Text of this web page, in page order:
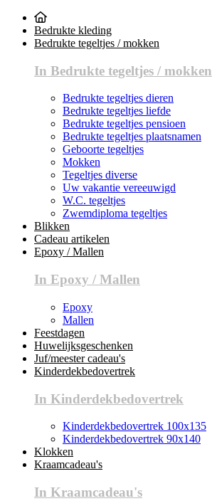
Bedrukte kleding
Bedrukte tegeltjes / mokken
In Bedrukte tegeltjes / mokken
Bedrukte tegeltjes dieren
Bedrukte tegeltjes liefde
Bedrukte tegeltjes pensioen
Bedrukte tegeltjes plaatsnamen
Geboorte tegeltjes
Mokken
Tegeltjes diverse
Uw vakantie vereeuwigd
W.C. tegeltjes
Zwemdiploma tegeltjes
Blikken
Cadeau artikelen
Epoxy / Mallen
In Epoxy / Mallen
Epoxy
Mallen
Feestdagen
Huwelijksgeschenken
Juf/meester cadeau's
Kinderdekbedovertrek
In Kinderdekbedovertrek
Kinderdekbedovertrek 100x135
Kinderdekbedovertrek 90x140
Klokken
Kraamcadeau's
In Kraamcadeau's